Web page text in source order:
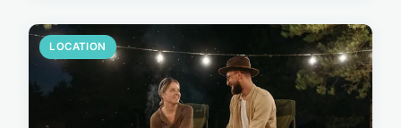
LOCATION